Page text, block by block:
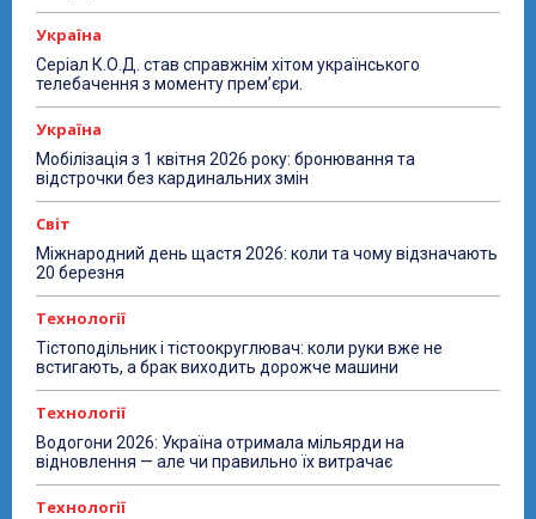
Україна
Серіал К.О.Д. став справжнім хітом українського
телебачення з моменту прем’єри.
Україна
Мобілізація з 1 квітня 2026 року: бронювання та
відстрочки без кардинальних змін
Світ
Міжнародний день щастя 2026: коли та чому відзначають
20 березня
Технології
Тістоподільник і тістоокруглювач: коли руки вже не
встигають, а брак виходить дорожче машини
Технології
Водогони 2026: Україна отримала мільярди на
відновлення — але чи правильно їх витрачає
Технології